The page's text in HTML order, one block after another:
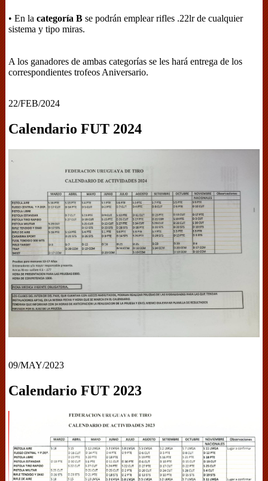
• En la categoría B se podrán emplear rifles .22lr de cualquier
sistema y tipo miras.
A los ganadores de ambas categorías se les hará entrega de los
correspondientes trofeos Aniversario.
22/FEB/2024
Calendario FUT 2024
09/MAY/2023
Calendario FUT 2023